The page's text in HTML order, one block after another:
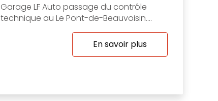
Garage LF Auto passage du contrôle
technique au Le Pont-de-Beauvoisin....
En savoir plus